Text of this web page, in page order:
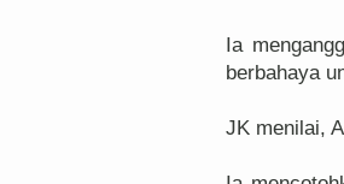
Ia
berbahaya
JK menilai,